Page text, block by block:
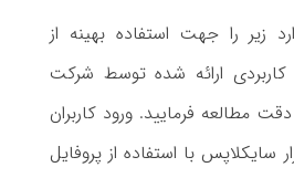
زیر را جهت استفاده بهینه از
ارائه شده توسط شرکت
مطالعه فرمایید. ورود کاربران
سایکلاپس با استفاده از پروفایل